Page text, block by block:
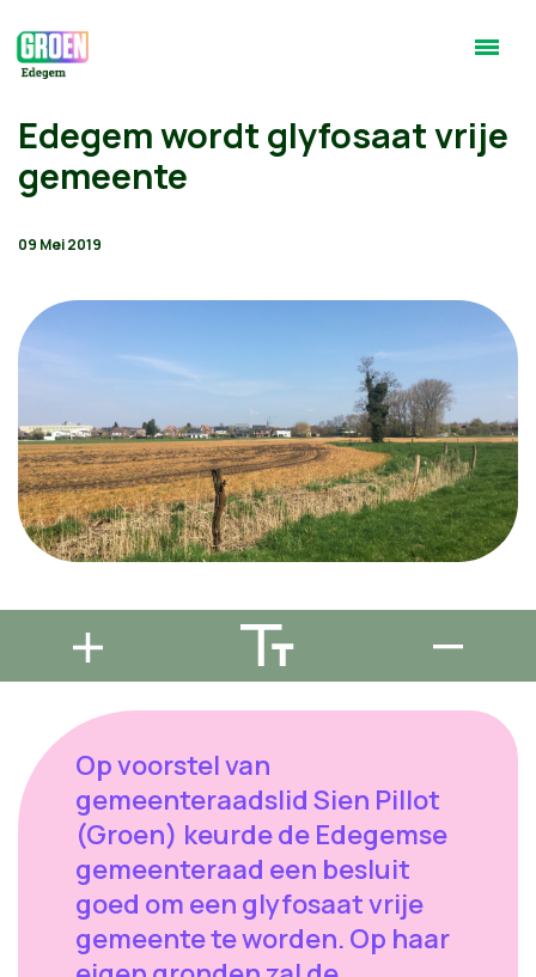
Edegem wordt glyfosaat vrije
gemeente
09 Mei 2019
Op voorstel van
gemeenteraadslid Sien Pillot
(Groen) keurde de Edegemse
gemeenteraad een besluit
goed om een glyfosaat vrije
gemeente te worden. Op haar